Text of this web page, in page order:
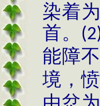
染着
首。
能障
境，